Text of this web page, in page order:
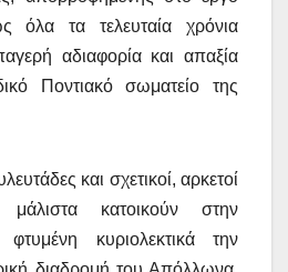
όλα τα τελευταία χρόνια
αδιαφορία και απαξία
Ποντιακό σωματείο της
και σχετικοί, αρκετοί
κατοικούν στην
κυριολεκτικά την